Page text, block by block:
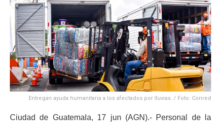
Entregan ayuda humanitaria a los afectados por lluvias. / Foto: Conred
Ciudad de Guatemala, 17 jun (AGN).- Personal de la